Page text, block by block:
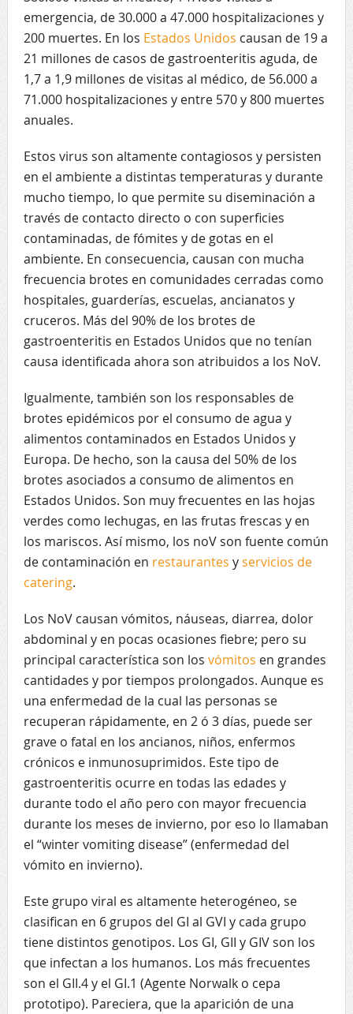
emergencia, de 30.000 a 47.000 hospitalizaciones y
200 muertes. En los Estados Unidos causan de 19 a
21 millones de casos de gastroenteritis aguda, de
1,7 a 1,9 millones de visitas al médico, de 56.000 a
71.000 hospitalizaciones y entre 570 y 800 muertes
anuales.
Estos virus son altamente contagiosos y persisten
en el ambiente a distintas temperaturas y durante
mucho tiempo, lo que permite su diseminación a
través de contacto directo o con superficies
contaminadas, de fómites y de gotas en el
ambiente. En consecuencia, causan con mucha
frecuencia brotes en comunidades cerradas como
hospitales, guarderías, escuelas, ancianatos y
cruceros. Más del 90% de los brotes de
gastroenteritis en Estados Unidos que no tenían
causa identificada ahora son atribuidos a los NoV.
Igualmente, también son los responsables de
brotes epidémicos por el consumo de agua y
alimentos contaminados en Estados Unidos y
Europa. De hecho, son la causa del 50% de los
brotes asociados a consumo de alimentos en
Estados Unidos. Son muy frecuentes en las hojas
verdes como lechugas, en las frutas frescas y en
los mariscos. Así mismo, los noV son fuente común
de contaminación en restaurantes yservicios de
catering.
Los NoV causan vómitos, náuseas, diarrea, dolor
abdominal y en pocas ocasiones fiebre; pero su
principal característica son los vómitos en grandes
cantidades y por tiempos prolongados. Aunque es
una enfermedad de la cual las personas se
recuperan rápidamente, en 2 ó 3 días, puede ser
grave o fatal en los ancianos, niños, enfermos
crónicos e inmunosuprimidos. Este tipo de
gastroenteritis ocurre en todas las edades y
durante todo el año pero con mayor frecuencia
durante los meses de invierno, por eso lo llamaban
el “winter vomiting disease” (enfermedad del
vómito en invierno).
Este grupo viral es altamente heterogéneo, se
clasifican en 6 grupos del GI al GVI y cada grupo
tiene distintos genotipos. Los GI, GII y GIV son los
que infectan a los humanos. Los más frecuentes
son el GII.4 y el GI.1 (Agente Norwalk o cepa
prototipo). Pareciera, que la aparición de una